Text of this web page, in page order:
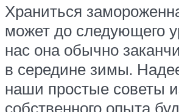
Храниться
может до следующего
нас она обычно
в середине зимы.
наши простые советы
собственного опыта